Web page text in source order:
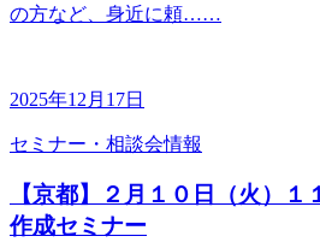
の方など、身近に頼……
2025年12月17日
セミナー・相談会情報
【京都】２月１０日（火）
作成セミナー